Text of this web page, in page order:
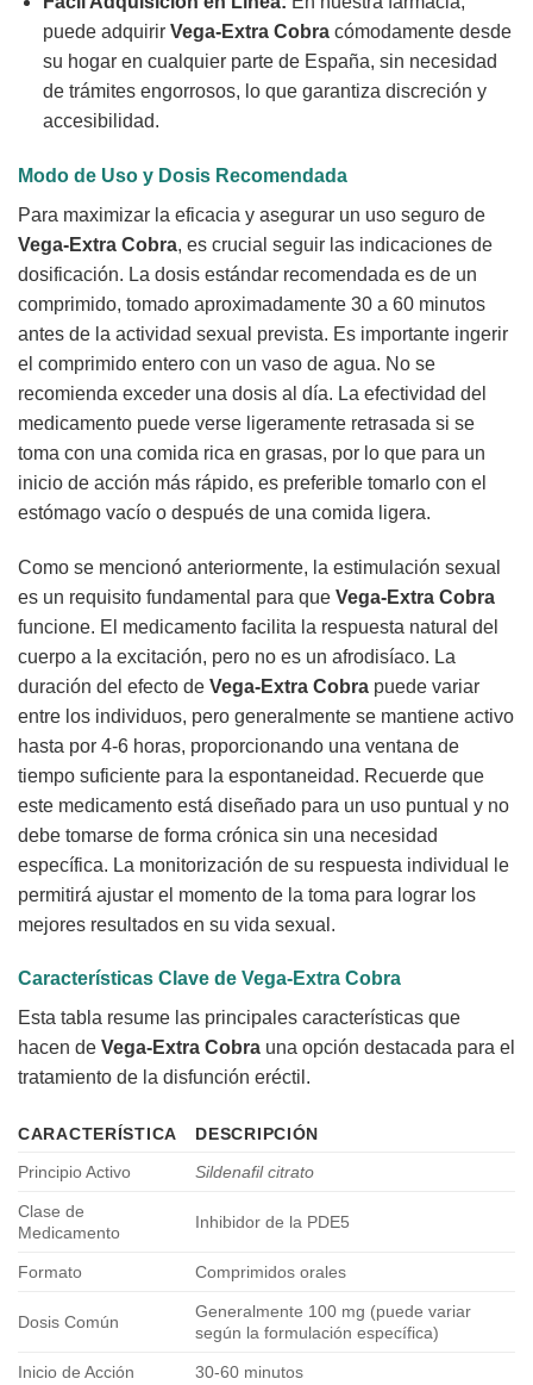
puede adquirir Vega-Extra Cobracómodamente desde
su hogar en cualquier parte de España, sin necesidad
de trámites engorrosos, lo que garantiza discreción y
accesibilidad.
Modo de Uso y Dosis Recomendada
Para maximizar la eficacia y asegurar un uso seguro de
Vega-Extra Cobra, es crucial seguir las indicaciones de
dosificación. La dosis estándar recomendada es de un
comprimido, tomado aproximadamente 30 a 60 minutos
antes de la actividad sexual prevista. Es importante ingerir
el comprimido entero con un vaso de agua. No se
recomienda exceder una dosis al día. La efectividad del
medicamento puede verse ligeramente retrasada si se
toma con una comida rica en grasas, por lo que para un
inicio de acción más rápido, es preferible tomarlo con el
estómago vacío o después de una comida ligera.
Como se mencionó anteriormente, la estimulación sexual
es un requisito fundamental para que Vega-Extra Cobra
funcione. El medicamento facilita la respuesta natural del
cuerpo a la excitación, pero no es un afrodisíaco. La
duración del efecto de Vega-Extra Cobra puede variar
entre los individuos, pero generalmente se mantiene activo
hasta por 4-6 horas, proporcionando una ventana de
tiempo suficiente para la espontaneidad. Recuerde que
este medicamento está diseñado para un uso puntual y no
debe tomarse de forma crónica sin una necesidad
específica. La monitorización de su respuesta individual le
permitirá ajustar el momento de la toma para lograr los
mejores resultados en su vida sexual.
Características Clave de Vega-Extra Cobra
Esta tabla resume las principales características que
hacen de Vega-Extra Cobra una opción destacada para el
tratamiento de la disfunción eréctil.
CARACTERÍSTICA
DESCRIPCIÓN
Principio Activo
Sildenafil citrato
Clase de
Medicamento
Inhibidor de la PDE5
Formato Comprimidos orales
Dosis Común
Generalmente 100 mg (puede variar
según la formulación específica)
Inicio de Acción 30-60 minutos